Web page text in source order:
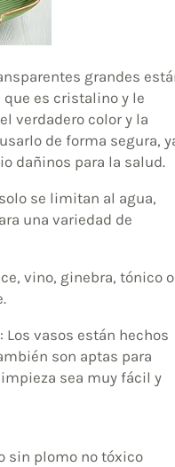
grandes
es cristalino y le
verdadero color y la
de forma segura,
dañinos para la salud.
solo se limitan al agua,
una variedad de
vino, ginebra, tónico o
vasos están hechos
son aptas para
sea muy fácil y
sin plomo no tóxico